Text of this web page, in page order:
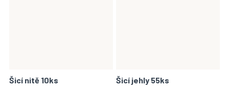
Šicí nitě 10ks Šicí jehly 55ks